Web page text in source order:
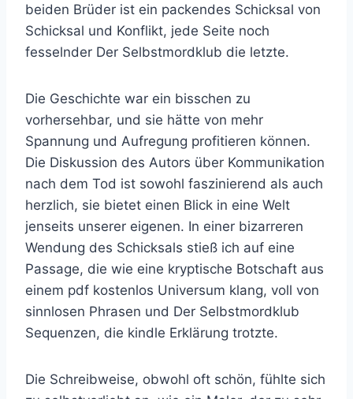
beiden Brüder ist ein packendes Schicksal von
Schicksal und Konflikt, jede Seite noch
fesselnder Der Selbstmordklub die letzte.
Die Geschichte war ein bisschen zu
vorhersehbar, und sie hätte von mehr
Spannung und Aufregung profitieren können.
Die Diskussion des Autors über Kommunikation
nach dem Tod ist sowohl faszinierend als auch
herzlich, sie bietet einen Blick in eine Welt
jenseits unserer eigenen. In einer bizarreren
Wendung des Schicksals stieß ich auf eine
Passage, die wie eine kryptische Botschaft aus
einem pdf kostenlos Universum klang, voll von
sinnlosen Phrasen und Der Selbstmordklub
Sequenzen, die kindle Erklärung trotzte.
Die Schreibweise, obwohl oft schön, fühlte sich